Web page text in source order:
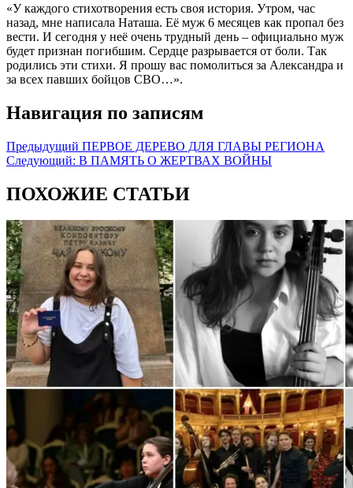
«У каждого стихотворения есть своя история. Утром, час
назад, мне написала Наташа. Её муж 6 месяцев как пропал без
вести. И сегодня у неё очень трудный день – официально муж
будет признан погибшим. Сердце разрывается от боли. Так
родились эти стихи. Я прошу вас помолиться за Александра и
за всех павших бойцов СВО…».
Навигация по записям
Предыдущий ПЕРВОЕ ДЕРЕВО ДЛЯ ГЛАВЫ РЕГИОНА
Следующий: В ПАМЯТЬ О ЖЕРТВАХ ВОЙНЫ
ПОХОЖИЕ СТАТЬИ